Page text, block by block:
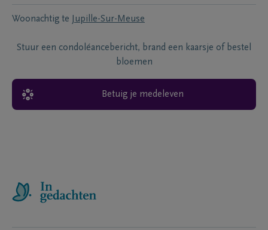
Woonachtig te Jupille-Sur-Meuse
Stuur een condoléancebericht, brand een kaarsje of bestel
bloemen
Betuig je medeleven